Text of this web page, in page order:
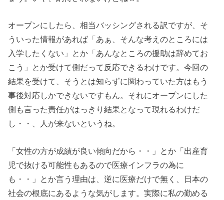
オープンにしたら、相当バッシングされる訳ですが、そ
ういった情報があれば「あぁ、そんな考えのところには
入学したくない」とか「あんなところの援助は辞めてお
こう」とか受けて側だって反応できるわけです。今回の
結果を受けて、そうとは知らずに関わっていた方はもう
事後対応しかできないですもん。それにオープンにした
側も言った責任がはっきり結果となって現れるわけだ
し・・、人が来ないというね。
「女性の方が成績が良い傾向だから・・」とか「出産育
児で抜ける可能性もあるので医療インフラの為に
も・・」とか言う理由は、逆に医療だけで無く、日本の
社会の根底にあるような気がします。実際に私の勤める